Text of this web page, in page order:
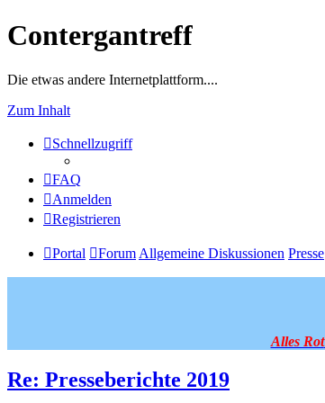
Contergantreff
Die etwas andere Internetplattform....
Zum Inhalt
Schnellzugriff
FAQ
Anmelden
Registrieren
Portal Forum Allgemeine Diskussionen Presse
Alles Rot
Re: Presseberichte 2019